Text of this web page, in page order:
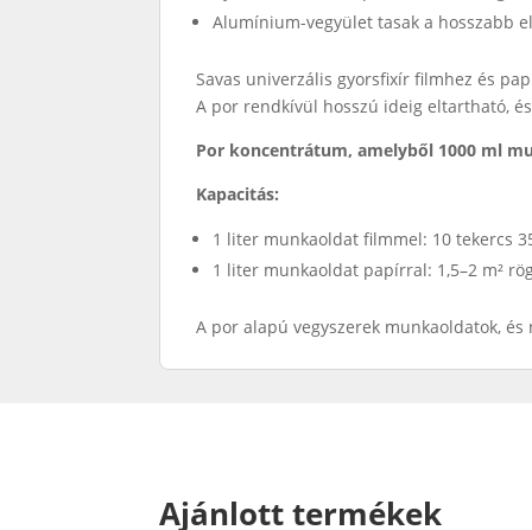
Alumínium-vegyület tasak a hosszabb
Savas univerzális gyorsfixír filmhez és
A por rendkívül hosszú ideig eltartható,
Por koncentrátum, amelyből 1000 ml
Kapacitás:
1 liter munkaoldat filmmel: 10 tekercs
1 liter munkaoldat papírral: 1,5–2 m²
A por alapú vegyszerek munkaoldatok,
Ajánlott termékek